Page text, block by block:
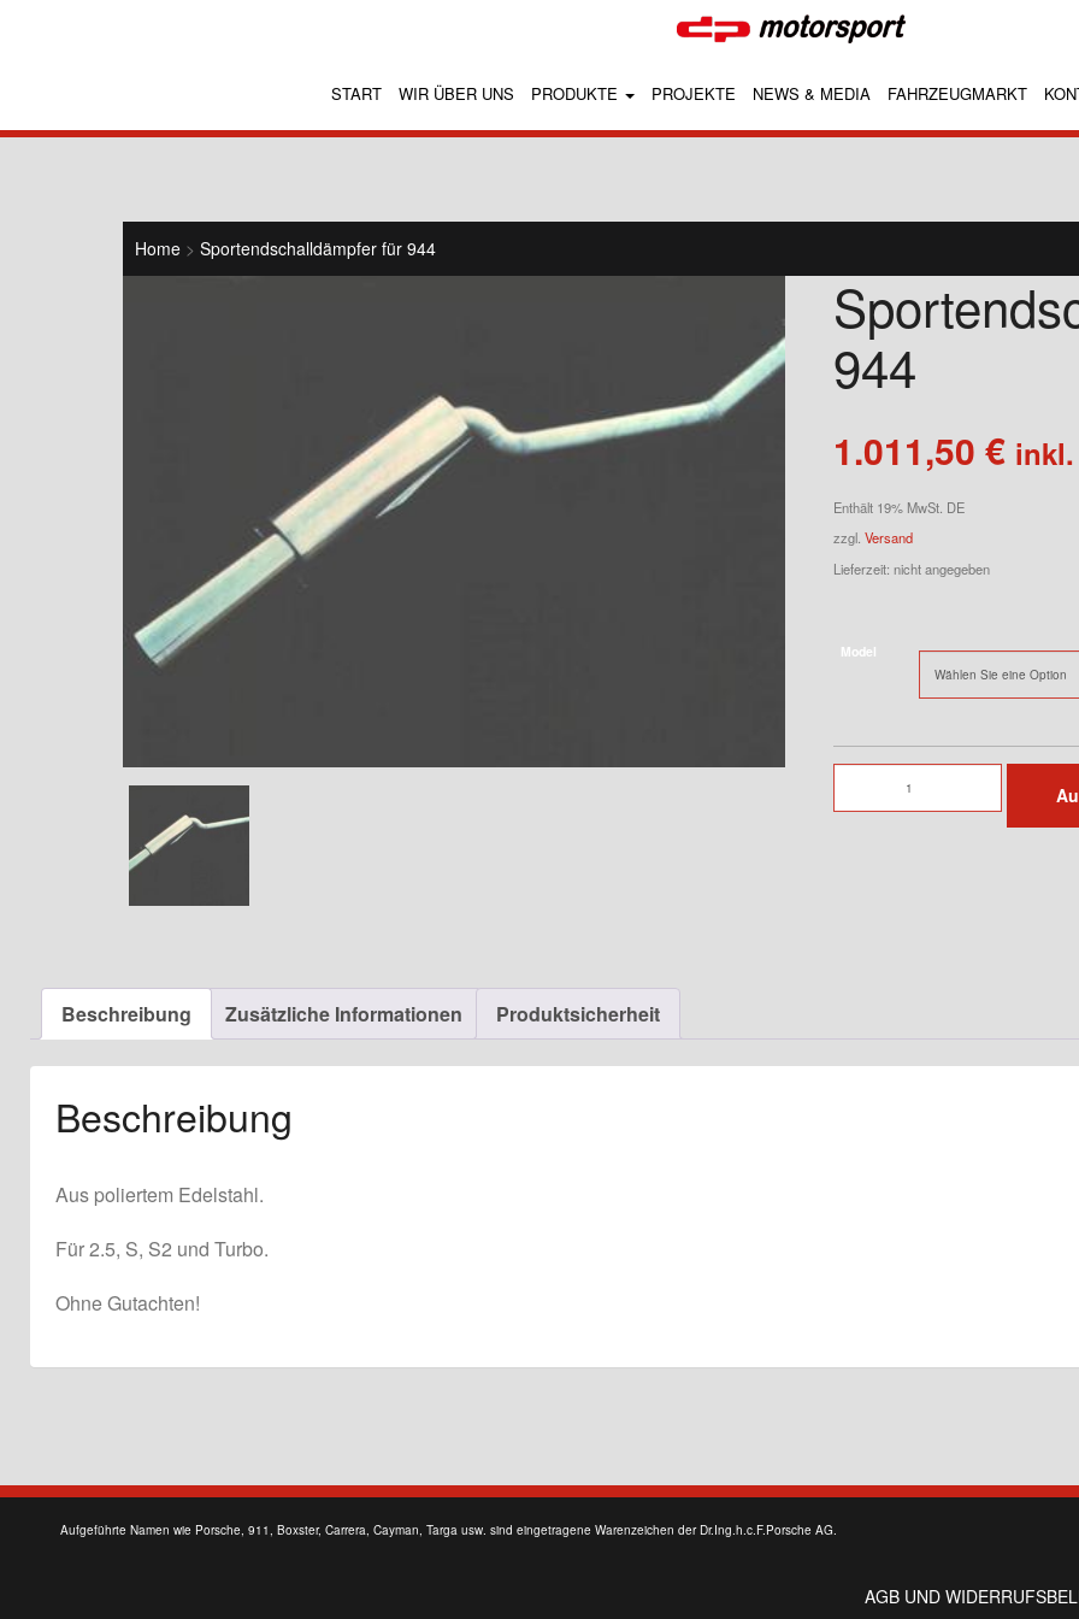
START WIR ÜBER UNS PRODUKTE PROJEKTE NEWS & MEDIA FAHRZEUGMARKT
Home > Sportendschalldämpfer für 944
944
1.011,50 €
Enthält 19% MwSt. DE
zzgl. Versand
Lieferzeit: nicht angegeben
Model
für
Beschreibung Zusätzliche Informationen Produktsicherheit
Beschreibung
Aus poliertem Edelstahl.
Für 2.5, S, S2 und Turbo.
Ohne Gutachten!
Aufgeführte Namen wie Porsche, 911, Boxster, Carrera, Cayman, Targa usw. sind eingetragene Warenzeichen der Dr.Ing.h.c.F.Porsche AG.
AGB UND